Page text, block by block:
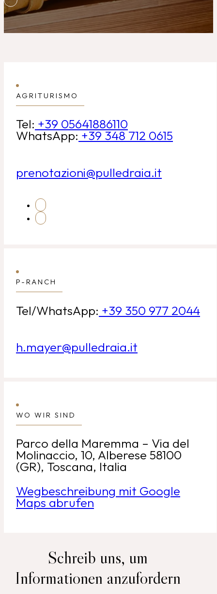
AGRITURISMO
Tel: +39 05641886110
WhatsApp:+39 348 712 0615
prenotazioni@pulledraia.it
P-RANCH
Tel/WhatsApp: +39 350 977 2044
h.mayer@pulledraia.it
WO WIR SIND
Parco della Maremma – Via del
Molinaccio, 10, Alberese 58100
(GR), Toscana, Italia
Wegbeschreibung mit Google
Maps abrufen
Schreib uns, um
Informationen anzufordern